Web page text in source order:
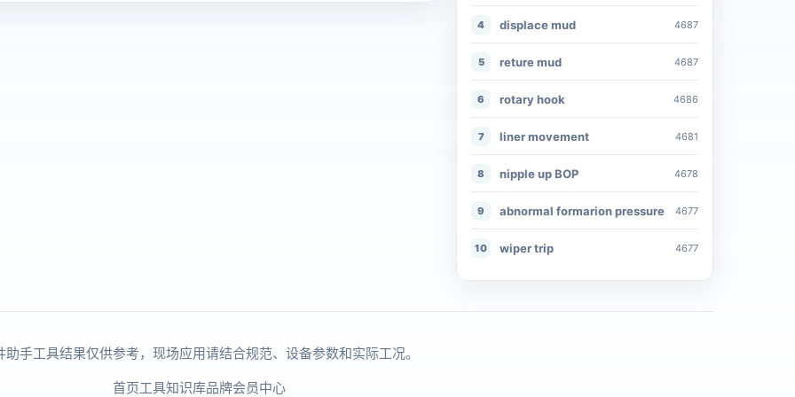
4 displace mud 4687
5 reture mud 4687
6 rotary hook 4686
7 liner movement 4681
8 nipple up BOP 4678
9 abnormal formarion pressure 4677
10 wiper trip 4677
助手工具结果仅供参考，现场应用请结合规范、设备参数和实际工况。
首页工具知识库品牌会员中心